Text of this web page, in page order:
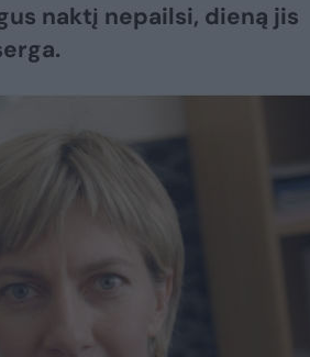
naktį nepailsi, dieną jis